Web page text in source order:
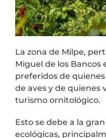
La zona de Milpe,
Miguel de los Bancos
preferidos de
de aves y de quienes
turismo ornitológico.
Esto se debe a la
ecológicas,